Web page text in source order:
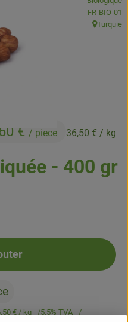
- 400 gr
€ / piece 36,50 € / kg
, Autorité
FR-BIO-01
, Origine:
Turquie
le produit au panier
€ / kg
5.5% TVA